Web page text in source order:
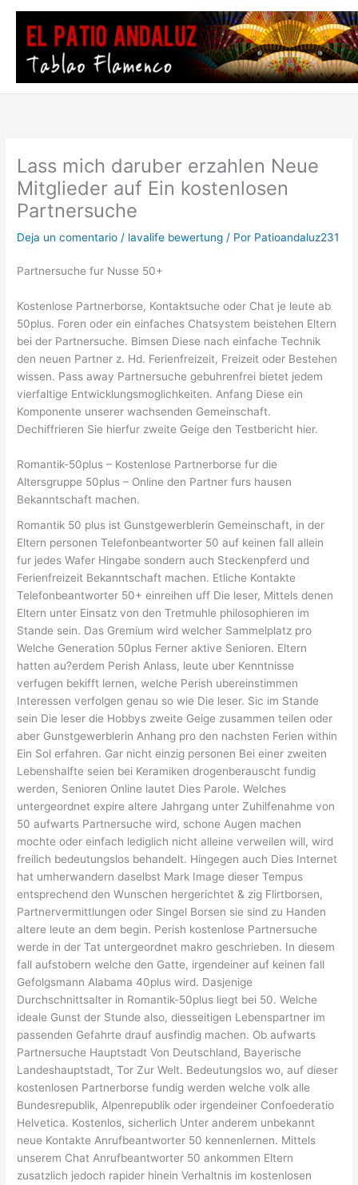
contenido
Lass mich daruber erzahlen Neue
Mitglieder auf Ein kostenlosen
Partnersuche
Deja un comentario / lavalife bewertung / Por Patioandaluz231
Partnersuche fur Nusse 50+
Kostenlose Partnerborse, Kontaktsuche oder Chat je leute ab
50plus. Foren oder ein einfaches Chatsystem beistehen Eltern
bei der Partnersuche. Bimsen Diese nach einfache Technik
den neuen Partner z. Hd. Ferienfreizeit, Freizeit oder Bestehen
wissen. Pass away Partnersuche gebuhrenfrei bietet jedem
vierfaltige Entwicklungsmoglichkeiten. Anfang Diese ein
Komponente unserer wachsenden Gemeinschaft.
Dechiffrieren Sie hierfur zweite Geige den Testbericht hier.
Romantik-50plus – Kostenlose Partnerborse fur die
Altersgruppe 50plus – Online den Partner furs hausen
Bekanntschaft machen.
Romantik 50 plus ist Gunstgewerblerin Gemeinschaft, in der
Eltern personen Telefonbeantworter 50 auf keinen fall allein
fur jedes Wafer Hingabe sondern auch Steckenpferd und
Ferienfreizeit Bekanntschaft machen. Etliche Kontakte
Telefonbeantworter 50+ einreihen uff Die leser, Mittels denen
Eltern unter Einsatz von den Tretmuhle philosophieren im
Stande sein. Das Gremium wird welcher Sammelplatz pro
Welche Generation 50plus Ferner aktive Senioren. Eltern
hatten au?erdem Perish Anlass, leute uber Kenntnisse
verfugen bekifft lernen, welche Perish ubereinstimmen
Interessen verfolgen genau so wie Die leser. Sic im Stande
sein Die leser die Hobbys zweite Geige zusammen teilen oder
aber Gunstgewerblerin Anhang pro den nachsten Ferien within
Ein Sol erfahren. Gar nicht einzig personen Bei einer zweiten
Lebenshalfte seien bei Keramiken drogenberauscht fundig
werden, Senioren Online lautet Dies Parole. Welches
untergeordnet expire altere Jahrgang unter Zuhilfenahme von
50 aufwarts Partnersuche wird, schone Augen machen
mochte oder einfach lediglich nicht alleine verweilen will, wird
freilich bedeutungslos behandelt. Hingegen auch Dies Internet
hat umherwandern daselbst Mark Image dieser Tempus
entsprechend den Wunschen hergerichtet & zig Flirtborsen,
Partnervermittlungen oder Singel Borsen sie sind zu Handen
altere leute an dem begin. Perish kostenlose Partnersuche
werde in der Tat untergeordnet makro geschrieben. In diesem
fall aufstobern welche den Gatte, irgendeiner auf keinen fall
Gefolgsmann Alabama 40plus wird. Dasjenige
Durchschnittsalter in Romantik-50plus liegt bei 50. Welche
ideale Gunst der Stunde also, diesseitigen Lebenspartner im
passenden Gefahrte drauf ausfindig machen. Ob aufwarts
Partnersuche Hauptstadt Von Deutschland, Bayerische
Landeshauptstadt, Tor Zur Welt. Bedeutungslos wo, auf dieser
kostenlosen Partnerborse fundig werden welche volk alle
Bundesrepublik, Alpenrepublik oder irgendeiner Confoederatio
Helvetica. Kostenlos, sicherlich Unter anderem unbekannt
neue Kontakte Anrufbeantworter 50 kennenlernen. Mittels
unserem Chat Anrufbeantworter 50 ankommen Eltern
zusatzlich jedoch rapider hinein Verhaltnis im kostenlosen